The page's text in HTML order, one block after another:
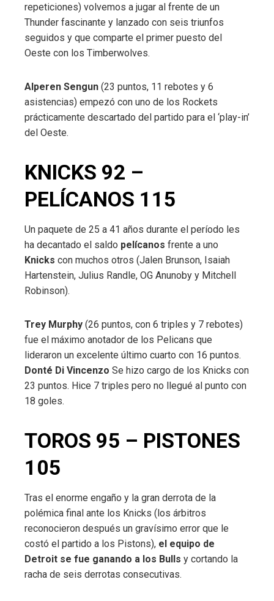
repeticiones) volvemos a jugar al frente de un
Thunder fascinante y lanzado con seis triunfos
seguidos y que comparte el primer puesto del
Oeste con los Timberwolves.
Alperen Sengun (23 puntos, 11 rebotes y 6
asistencias) empezó con uno de los Rockets
prácticamente descartado del partido para el ‘play-in’
del Oeste.
KNICKS 92 –
PELÍCANOS 115
Un paquete de 25 a 41 años durante el período les
ha decantado el saldo pelícanos frente a uno
Knicks con muchos otros (Jalen Brunson, Isaiah
Hartenstein, Julius Randle, OG Anunoby y Mitchell
Robinson).
Trey Murphy (26 puntos, con 6 triples y 7 rebotes)
fue el máximo anotador de los Pelicans que
lideraron un excelente último cuarto con 16 puntos.
Donté Di Vincenzo Se hizo cargo de los Knicks con
23 puntos. Hice 7 triples pero no llegué al punto con
18 goles.
TOROS 95 – PISTONES
105
Tras el enorme engaño y la gran derrota de la
polémica final ante los Knicks (los árbitros
reconocieron después un gravísimo error que le
costó el partido a los Pistons), el equipo de
Detroit se fue ganando a los Bulls y cortando la
racha de seis derrotas consecutivas.